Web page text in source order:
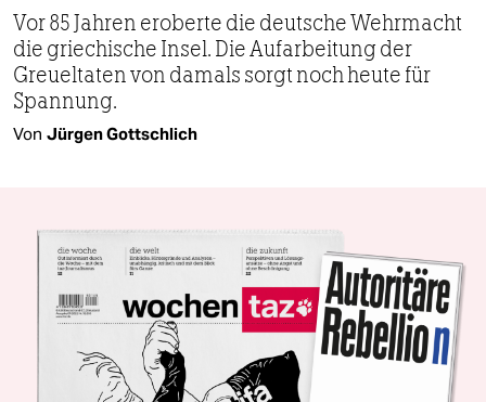
Vor 85 Jahren eroberte die deutsche Wehrmacht
die griechische Insel. Die Aufarbeitung der
Greueltaten von damals sorgt noch heute für
Spannung.
Von Jürgen Gottschlich